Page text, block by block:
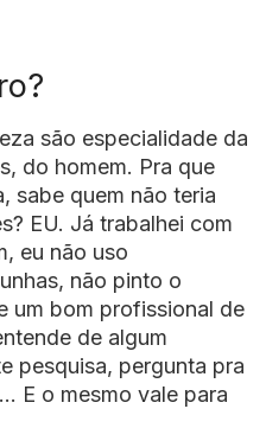
são especialidade da
do homem. Pra que
sabe quem não teria
EU. Já trabalhei com
eu não uso
não pinto o
um bom profissional de
de algum
pesquisa, pergunta pra
E o mesmo vale para